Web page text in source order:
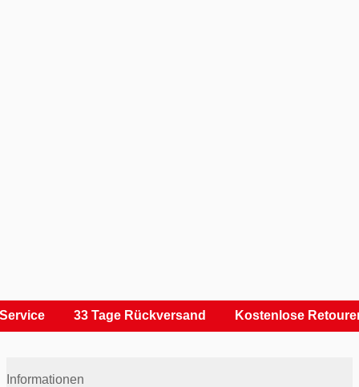
33 Tage Rückversand Kostenlose Retouren
Informationen